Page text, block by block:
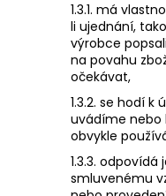
1.3.1. má
li ujednání,
výrobce
na povahu
očekávat,
1.3.2. se hodí
uvádíme nebo
obvykle
1.3.3.
smluvenému